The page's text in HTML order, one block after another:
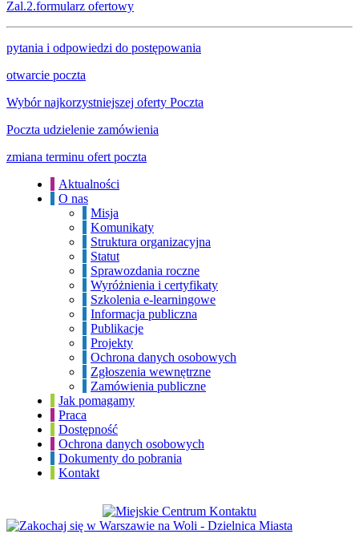
Zal.2.formularz ofertowy
pytania i odpowiedzi do postępowania
otwarcie poczta
Wybór najkorzystniejszej oferty Poczta
Poczta udzielenie zamówienia
zmiana terminu ofert poczta
Aktualności
O nas
Misja
Komunikaty
Struktura organizacyjna
Statut
Sprawozdania roczne
Wyróżnienia i certyfikaty
Szkolenia e-learningowe
Informacja publiczna
Publikacje
Projekty
Ochrona danych osobowych
Zgłoszenia wewnętrzne
Zamówienia publiczne
Jak pomagamy
Praca
Dostępność
Ochrona danych osobowych
Dokumenty do pobrania
Kontakt